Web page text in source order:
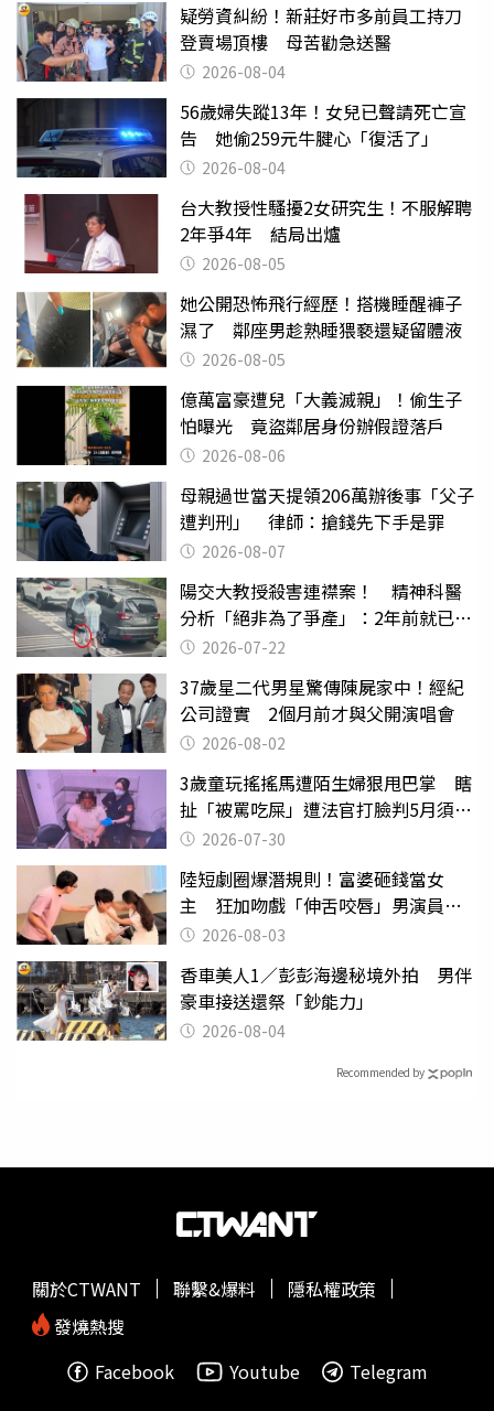
疑勞資糾紛！新莊好市多前員工持刀
登賣場頂樓 母苦勸急送醫
2026-08-04
56歲婦失蹤13年！女兒已聲請死亡宣
告 她偷259元牛腱心「復活了」
2026-08-04
台大教授性騷擾2女研究生！不服解聘
2年爭4年 結局出爐
2026-08-05
她公開恐怖飛行經歷！搭機睡醒褲子
濕了 鄰座男趁熟睡猥褻還疑留體液
2026-08-05
億萬富豪遭兒「大義滅親」！偷生子
怕曝光 竟盜鄰居身份辦假證落戶
2026-08-06
母親過世當天提領206萬辦後事「父子
遭判刑」 律師：搶錢先下手是罪
2026-08-07
陽交大教授殺害連襟案！ 精神科醫
分析「絕非為了爭產」：2年前就已言
行詭異
2026-07-22
37歲星二代男星驚傳陳屍家中！經紀
公司證實 2個月前才與父開演唱會
2026-08-02
3歲童玩搖搖馬遭陌生婦狠甩巴掌 瞎
扯「被罵吃屎」遭法官打臉判5月須入
監 2026-07-30
陸短劇圈爆潛規則！富婆砸錢當女
主 狂加吻戲「伸舌咬唇」男演員崩
潰 2026-08-03
香車美人1／彭彭海邊秘境外拍 男伴
豪車接送還祭「鈔能力」
2026-08-04
Recommended by
關於CTWANT 聯繫&爆料
隱私權政策
發燒熱搜
Facebook
Youtube Telegram